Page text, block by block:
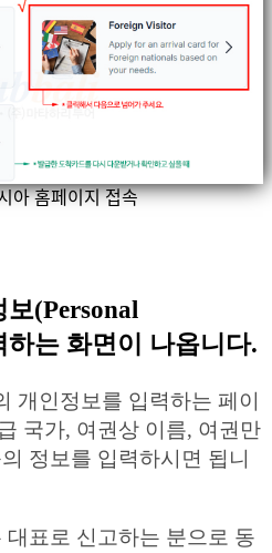
홈페이지 접속
보(Personal
하는 화면이 나옵니다.
개인정보를 입력하는 페이
국가, 여권상 이름, 여권만
정보를 입력하시면 됩니
대표로 신고하는 분으로 동